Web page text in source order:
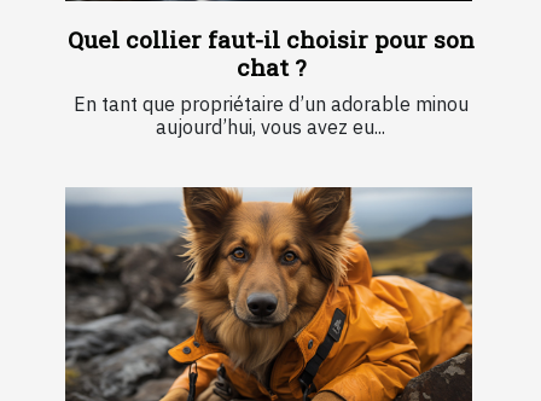
Quel collier faut-il choisir pour son
chat ?
En tant que propriétaire d’un adorable minou
aujourd’hui, vous avez eu...